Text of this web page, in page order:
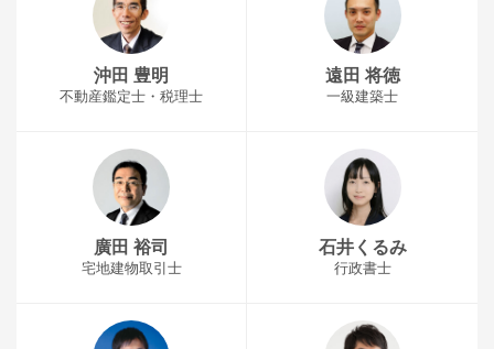
沖田 豊明
不動産鑑定士・税理士
遠田 将徳
一級建築士
廣田 裕司
宅地建物取引士
石井くるみ
行政書士